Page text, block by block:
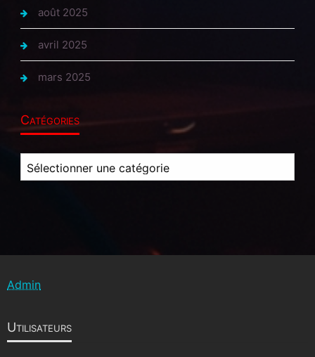
août 2025
avril 2025
mars 2025
Catégories
Catégories
Admin
Utilisateurs